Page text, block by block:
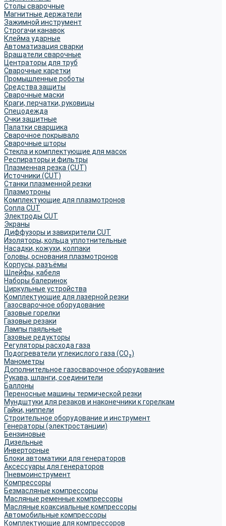
Столы сварочные
Магнитные держатели
Зажимной инструмент
Строгачи канавок
Клейма ударные
Автоматизация сварки
Вращатели сварочные
Центраторы для труб
Сварочные каретки
Промышленные роботы
Средства защиты
Сварочные маски
Краги, перчатки, руковицы
Спецодежда
Очки защитные
Палатки сварщика
Сварочное покрывало
Сварочные шторы
Стекла и комплектующие для масок
Респираторы и фильтры
Плазменная резка (CUT)
Источники (CUT)
Станки плазменной резки
Плазмотроны
Комплектующие для плазмотронов
Сопла CUT
Электроды CUT
Экраны
Диффузоры и завихрители CUT
Изоляторы, кольца уплотнительные
Насадки, кожухи, колпаки
Головы, основания плазмотронов
Корпусы, разъёмы
Шлейфы, кабеля
Наборы балеринок
Циркульные устройства
Комплектующие для лазерной резки
Газосварочное оборудование
Газовые горелки
Газовые резаки
Лампы паяльные
Газовые редукторы
Регуляторы расхода газа
Подогреватели углекислого газа (CO₂)
Манометры
Дополнительное газосварочное оборудование
Рукава, шланги, соединители
Баллоны
Переносные машины термической резки
Мундштуки для резаков и наконечники к горелкам
Гайки, ниппели
Строительное оборудование и инструмент
Генераторы (электростанции)
Бензиновые
Дизельные
Инверторные
Блоки автоматики для генераторов
Аксессуары для генераторов
Пневмоинструмент
Компрессоры
Безмасляные компрессоры
Масляные ременные компрессоры
Масляные коаксиальные компрессоры
Автомобильные компрессоры
Комплектующие для компрессоров